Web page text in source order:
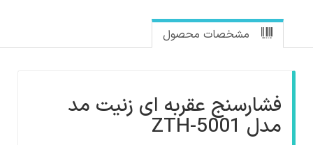
مشخصات محصول
فشارسنج عقربه ای زنیت مد
مدل ZTH-5001